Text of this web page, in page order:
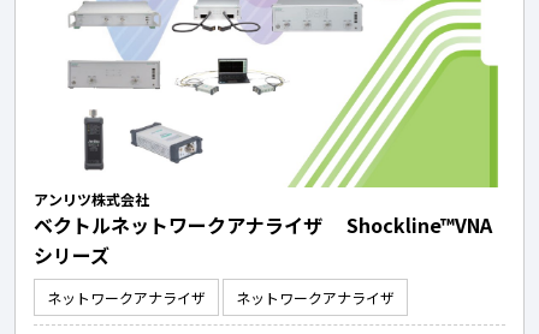
アンリツ株式会社
ベクトルネットワークアナライザ Shockline™VNA
シリーズ
ネットワークアナライザ ネットワークアナライザ